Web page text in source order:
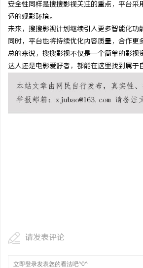
安全性同样是搜搜影视关注的重点，平台
适的观影环境。
未来，搜搜影视计划继续引入更多智能化
同时，平台也将持续优化内容质量，合作
总的来说，搜搜影视不仅是一个简单的影
达人还是电影爱好者，都能在这里找到属于
请发表评论
乐樱国际医疗中心